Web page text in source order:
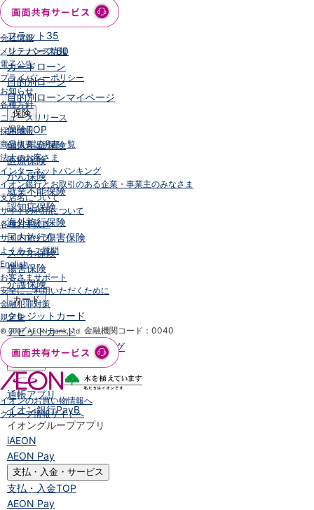
お借換えの方
フラット35
リ・バース60
カードローン
目的別ローン
目的別ローンマイページ
保険
保険TOP
個人年金保険
医療保険
がん保険
就業不能保険
認知症保険
海外旅行保険
国内旅行傷害保険
スマホ保険
傷害保険
介護保険
カード
クレジットカード
デビットカード
インターネットバンキング
イオン銀行アプリTOP
通帳アプリ
イオン銀行PayB
イオングループアプリ
iAEON
AEON Pay
支払・入金・サービス
支払・入金TOP
AEON Pay
会社情報
メンテナンス情報
電子公告
プライバシーポリシー
お知らせ
各種方針
ニュースリリース
採用情報
商品概要説明書一覧
法人のお客さま
インターネットバンキング
イオン銀行とお取引のある企業・事業主のみなさま
支店名について
サイトの利用について
各種お手続き
サイトマップ
よくあるご質問
English
お客さまサポート
安全にご利用いただくために
金融犯罪対策
規定集
© 2007 AEON Bank,Ltd. 金融機関コード：0040
イオンのお買い物情報へ
グループ情報サイトへ